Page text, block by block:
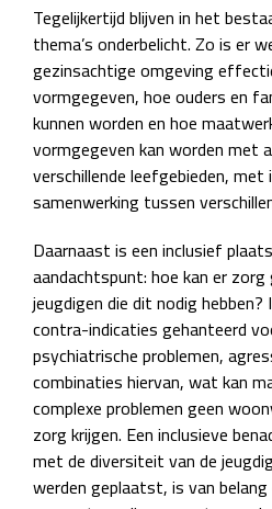
Tegelijkertijd blijven in het
thema’s onderbelicht. Zo is er
gezinsachtige omgeving
vormgegeven, hoe ouders en
kunnen worden en hoe
vormgegeven kan worden met
verschillende leefgebieden,
samenwerking tussen
Daarnaast is een inclusief
aandachtspunt: hoe kan er
jeugdigen die dit nodig
contra-indicaties gehanteerd
psychiatrische problemen,
combinaties hiervan, wat kan
complexe problemen geen
zorg krijgen. Een inclusieve
met de diversiteit van de
werden geplaatst, is van